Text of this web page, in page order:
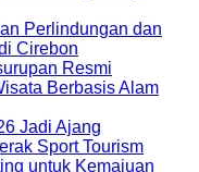
Perlindungan dan
Cirebon
Resmi
Berbasis Alam
Jadi Ajang
Sport Tourism
untuk Kemajuan